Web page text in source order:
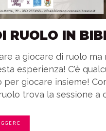
RUOLO IN
a giocare di ruolo
esperienza! C'è
per giocare insieme!
trova la sessione a